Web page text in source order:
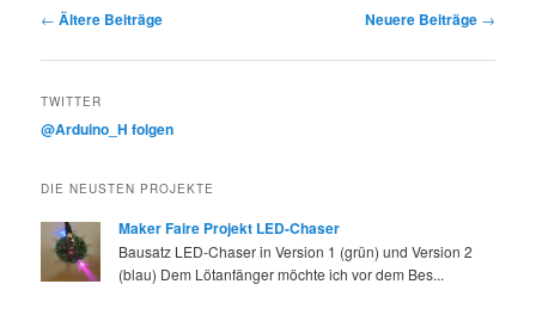
Beitrags-
← Ältere Beiträge Neuere Beiträge →
TWITTER
@Arduino_H folgen
DIE NEUSTEN PROJEKTE
Maker Faire Projekt LED-Chaser
Bausatz LED-Chaser in Version 1 (grün) und Version 2
(blau) Dem Lötanfänger möchte ich vor dem Bes...